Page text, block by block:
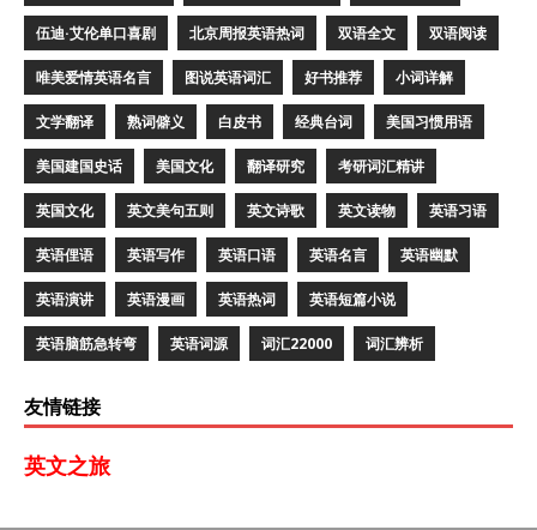
伍迪·艾伦单口喜剧 北京周报英语热词 双语全文 双语阅读
唯美爱情英语名言 图说英语词汇 好书推荐 小词详解
文学翻译 熟词僻义 白皮书 经典台词 美国习惯用语
美国建国史话 美国文化 翻译研究 考研词汇精讲
英国文化 英文美句五则 英文诗歌 英文读物 英语习语
英语俚语 英语写作 英语口语 英语名言 英语幽默
英语演讲 英语漫画 英语热词 英语短篇小说
英语脑筋急转弯 英语词源 词汇22000 词汇辨析
友情链接
英文之旅